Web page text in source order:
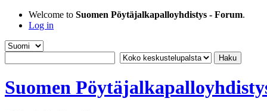
Welcome to Suomen Pöytäjalkapalloyhdistys - Forum.
Log in
Suomen